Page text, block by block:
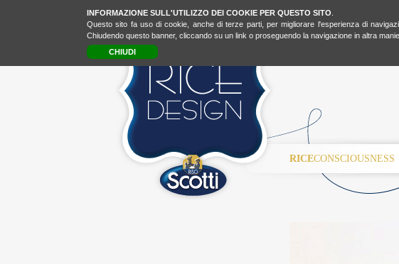
INFORMAZIONE SULL'UTILIZZO DEI COOKIE PER QUESTO SITO
Questo sito fa uso di cookie, anche di terze parti, per migliorare l'esperienza di
Chiudendo questo banner, cliccando su un link o proseguendo la navigazione in altra
CHIUDI
RICE